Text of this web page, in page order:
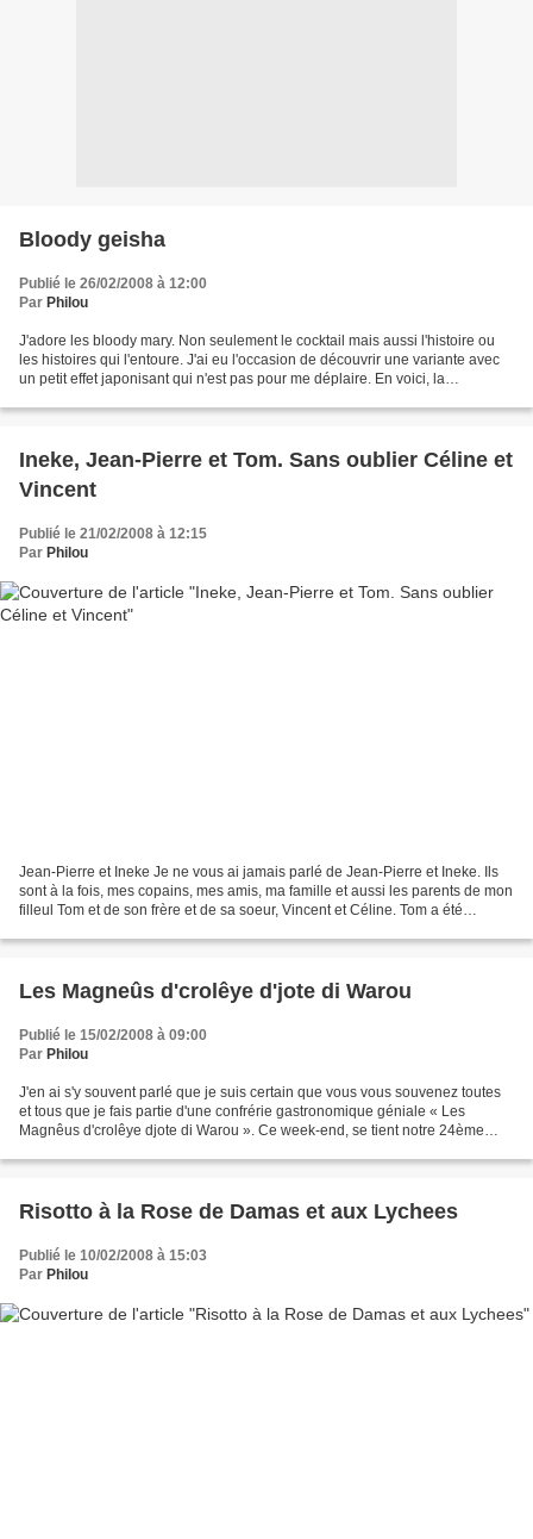
Bloody geisha
Publié le 26/02/2008 à 12:00
Par Philou
J'adore les bloody mary. Non seulement le cocktail mais aussi l'histoire ou
les histoires qui l'entoure. J'ai eu l'occasion de découvrir une variante avec
un petit effet japonisant qui n'est pas pour me déplaire. En voici, la
Ineke, Jean-Pierre et Tom. Sans oublier Céline et
Vincent
Publié le 21/02/2008 à 12:15
Par Philou
Jean-Pierre et Ineke Je ne vous ai jamais parlé de Jean-Pierre et Ineke. Ils
sont à la fois, mes copains, mes amis, ma famille et aussi les parents de mon
filleul Tom et de son frère et de sa soeur, Vincent et Céline. Tom a été
Les Magneûs d'crolêye d'jote di Warou
Publié le 15/02/2008 à 09:00
Par Philou
J'en ai s'y souvent parlé que je suis certain que vous vous souvenez toutes
et tous que je fais partie d'une confrérie gastronomique géniale « Les
Magnêus d'crolêye djote di Warou ». Ce week-end, se tient notre 24ème
Risotto à la Rose de Damas et aux Lychees
Publié le 10/02/2008 à 15:03
Par Philou